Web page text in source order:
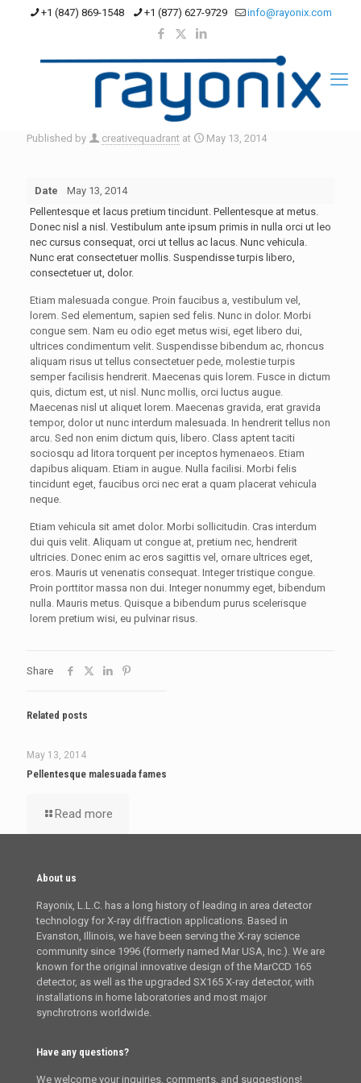
+1 (847) 869-1548 +1 (877) 627-9729 info@rayonix.com
Published by creativequadrant at May 13, 2014
Date
May 13, 2014
Pellentesque et lacus pretium tincidunt. Pellentesque at metus.
Donec nisl a nisl. Vestibulum ante ipsum primis in nulla orci ut leo
nec cursus consequat, orci ut tellus ac lacus. Nunc vehicula.
Nunc erat consectetuer mollis. Suspendisse turpis libero,
consectetuer ut, dolor.
Etiam malesuada congue. Proin faucibus a, vestibulum vel,
lorem. Sed elementum, sapien sed felis. Nunc in dolor. Morbi
congue sem. Nam eu odio eget metus wisi, eget libero dui,
ultrices condimentum velit. Suspendisse bibendum ac, rhoncus
aliquam risus ut tellus consectetuer pede, molestie turpis
semper facilisis hendrerit. Maecenas quis lorem. Fusce in dictum
quis, dictum est, ut nisl. Nunc mollis, orci luctus augue.
Maecenas nisl ut aliquet lorem. Maecenas gravida, erat gravida
tempor, dolor ut nunc interdum malesuada. In hendrerit tellus non
arcu. Sed non enim dictum quis, libero. Class aptent taciti
sociosqu ad litora torquent per inceptos hymenaeos. Etiam
dapibus aliquam. Etiam in augue. Nulla facilisi. Morbi felis
tincidunt eget, faucibus orci nec erat a quam placerat vehicula
neque.
Etiam vehicula sit amet dolor. Morbi sollicitudin. Cras interdum
dui quis velit. Aliquam ut congue at, pretium nec, hendrerit
ultricies. Donec enim ac eros sagittis vel, ornare ultrices eget,
eros. Mauris ut venenatis consequat. Integer tristique congue.
Proin porttitor massa non dui. Integer nonummy eget, bibendum
nulla. Mauris metus. Quisque a bibendum purus scelerisque
lorem pretium wisi, eu pulvinar risus.
Share
Related posts
May 13, 2014
Pellentesque malesuada fames
Read more
About us
Rayonix, L.L.C. has a long history of leading in area detector
technology for X-ray diffraction applications. Based in
Evanston, Illinois, we have been serving the X-ray science
community since 1996 (formerly named Mar USA, Inc.). We are
known for the original innovative design of the MarCCD 165
detector, as well as the upgraded SX165 X-ray detector, with
installations in home laboratories and most major
synchrotrons worldwide.
Have any questions?
We welcome your inquiries, comments, and suggestions!